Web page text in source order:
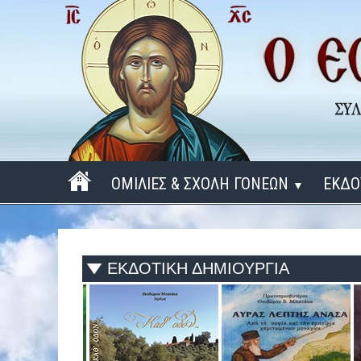
ΟΜΙΛΙΕΣ & ΣΧΟΛΗ ΓΟΝΕΩΝ ▼
ΠΕΡΙΟΔΟΣ 2025 - 2026
ΠΕΡΙΟΔΟΣ 2024 - 2025
ΠΕΡΙΟΔΟΣ 2023 - 2024
ΠΕΡΙΟΔΟΣ 2022 - 2023
ΕΚΔΟΤΙΚΗ ΔΗΜΙΟΥΡΓΙΑ